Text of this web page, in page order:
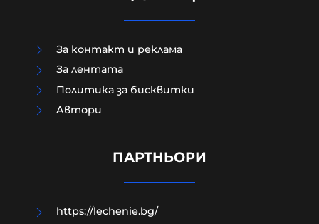
МО след анализ на останките
дрон-примамка "Майя"
За контакт и реклама
За лентата
Политика за бисквитки
Aвтори
ПАРТНЬОРИ
https://lechenie.bg/